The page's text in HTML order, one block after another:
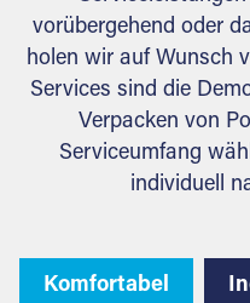
vorübergehend oder
holen wir auf Wunsch
Services sind die
Verpacken von
Serviceumfang
individuell
Komfortabel